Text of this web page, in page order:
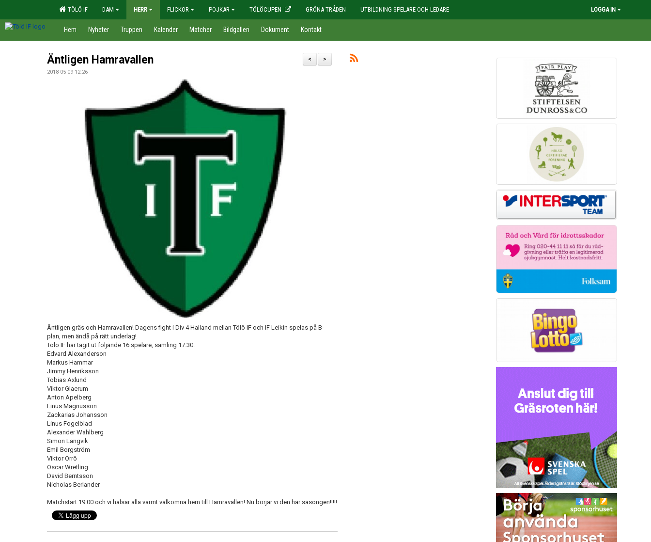
TÖLÖ IF DAM HERR FLICKOR POJKAR TÖLÖCUPEN GRÖNA TRÅDEN UTBILDNING SPELARE OCH LEDARE LOGGA IN
Hem Nyheter Truppen Kalender Matcher Bildgalleri Dokument Kontakt
>
<
Äntligen Hamravallen
2018-05-09 12:26
Äntligen gräs och Hamravallen! Dagens fight i Div 4 Halland mellan Tölö IF och IF Leikin spelas på B-
plan, men ändå på rätt underlag!
Tölö IF har tagit ut följande 16 spelare, samling 17:30:
Edvard Alexanderson
Markus Hammar
Jimmy Henriksson
Tobias Axlund
Viktor Glaerum
Anton Apelberg
Linus Magnusson
Zackarias Johansson
Linus Fogelblad
Alexander Wahlberg
Simon Längvik
Emil Borgström
Viktor Orrö
Oscar Wretling
David Berntsson
Nicholas Berlander
Matchstart 19:00 och vi hälsar alla varmt välkomna hem till Hamravallen! Nu börjar vi den här säsongen!!!!!